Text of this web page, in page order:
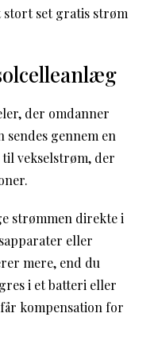
set gratis strøm
der omdanner
gennem en
vekselstrøm, der
strømmen direkte i
eller
mere, end du
i et batteri eller
kompensation for